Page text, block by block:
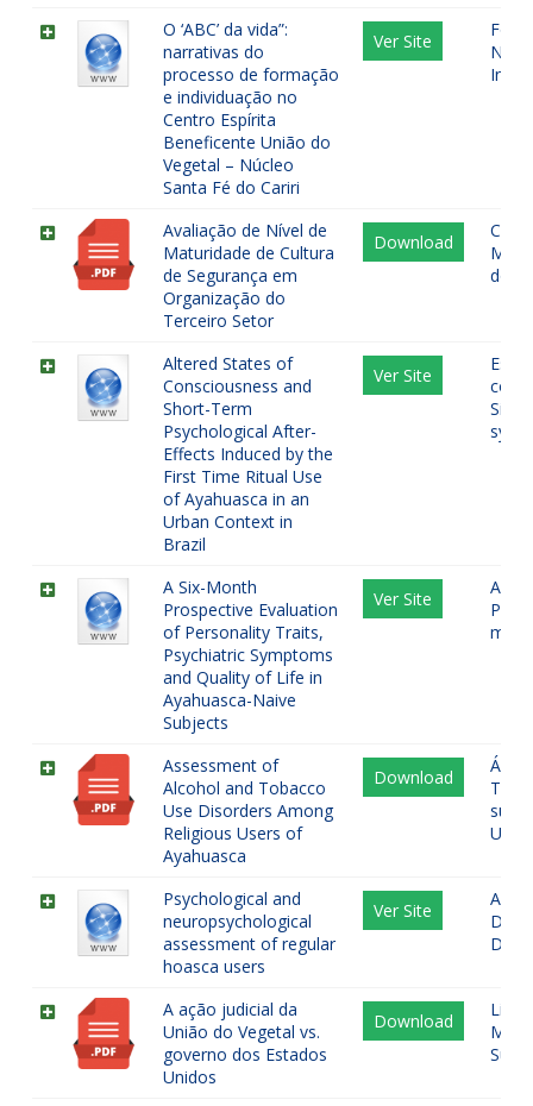
O ‘ABC’ da vida”:
narrativas do
processo de formação
e individuação no
Centro Espírita
Beneficente União do
Vegetal – Núcleo
Santa Fé do Cariri
Ver Site
Avaliação de Nível de
Maturidade de Cultura
de Segurança em
Organização do
Terceiro Setor
Download
do
Altered States of
Consciousness and
Short-Term
Psychological After-
Effects Induced by the
First Time Ritual Use
of Ayahuasca in an
Urban Context in
Brazil
Ver Site
A Six-Month
Prospective Evaluation
of Personality Traits,
Psychiatric Symptoms
and Quality of Life in
Ayahuasca-Naive
Subjects
Ver Site
Assessment of
Alcohol and Tobacco
Use Disorders Among
Religious Users of
Ayahuasca
Download
Psychological and
neuropsychological
assessment of regular
hoasca users
Ver Site
A ação judicial da
União do Vegetal vs.
governo dos Estados
Unidos
Download